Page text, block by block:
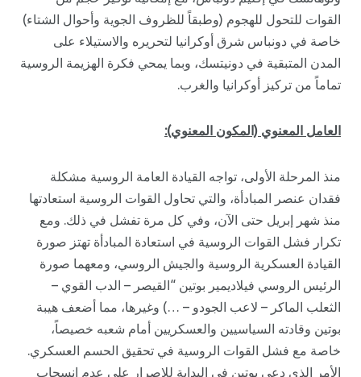
القوات للتحول للهجوم (وطبقاً للظروف الجوية وأحوال الشتاء)
خاصة في دونباس شرق أوكرانيا لتحريره والاستيلاء على
المدن المتبقية في دونيتسك، وبما يمحي فكرة الهزيمة الروسية
تماماً من تركيز أوكرانيا والغرب.
العامل المعنوي (المكون المعنوي):
منذ المرحلة الأولى، تواجه القيادة العامة الروسية مشكلة
فقدان عنصر المبادأة، والتي تحاول القوات الروسية استعادتها
منذ شهر إبريل حتى الآن، وفي كل مرة تفشل في ذلك. ومع
تكرار فشل القوات الروسية في استعادة المبادأة تهتز صورة
القيادة العسكرية الروسية والجيش الروسي، ومعهما صورة
الرئيس الروسي فيلاديمير بوتين “القيصر – الدب القوي –
الثعلب الماكر – لاعب الجودو – …) وغيرها، مما أضعف هيبة
بوتين وقادته السياسيين والعسكريين أمام شعبه خصيصاً،
خاصة مع فشل القوات الروسية في تحقيق الحسم العسكري.
الأمر الذي دعى بوتين في البداية للإصرار على عدم انسحاب